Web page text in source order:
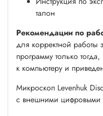
талон
Рекомендации по
для корректной работы
программу только
к компьютеру и
Микроскоп Levenhuk
с внешними цифровыми